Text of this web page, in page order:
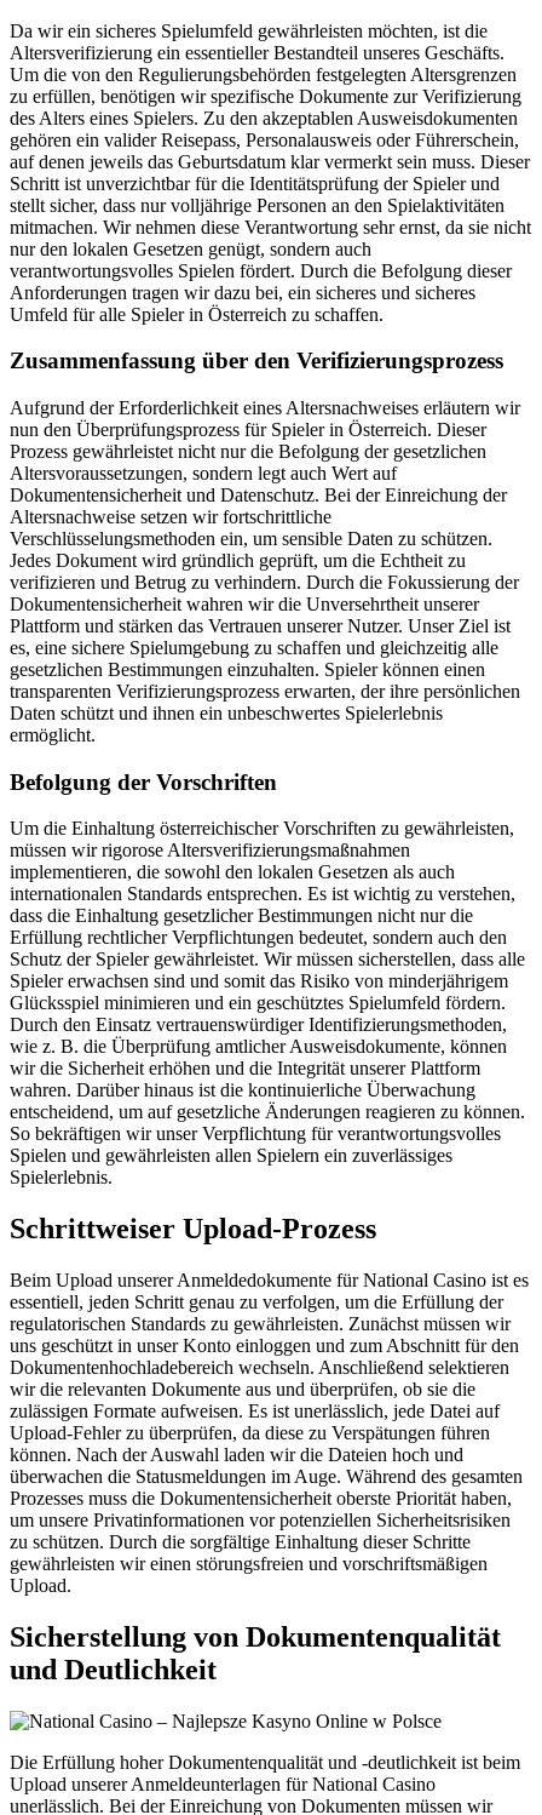
Da wir ein sicheres Spielumfeld gewährleisten möchten, ist die
Altersverifizierung ein essentieller Bestandteil unseres Geschäfts.
Um die von den Regulierungsbehörden festgelegten Altersgrenzen
zu erfüllen, benötigen wir spezifische Dokumente zur Verifizierung
des Alters eines Spielers. Zu den akzeptablen Ausweisdokumenten
gehören ein valider Reisepass, Personalausweis oder Führerschein,
auf denen jeweils das Geburtsdatum klar vermerkt sein muss. Dieser
Schritt ist unverzichtbar für die Identitätsprüfung der Spieler und
stellt sicher, dass nur volljährige Personen an den Spielaktivitäten
mitmachen. Wir nehmen diese Verantwortung sehr ernst, da sie nicht
nur den lokalen Gesetzen genügt, sondern auch
verantwortungsvolles Spielen fördert. Durch die Befolgung dieser
Anforderungen tragen wir dazu bei, ein sicheres und sicheres
Umfeld für alle Spieler in Österreich zu schaffen.
Zusammenfassung über den Verifizierungsprozess
Aufgrund der Erforderlichkeit eines Altersnachweises erläutern wir
nun den Überprüfungsprozess für Spieler in Österreich. Dieser
Prozess gewährleistet nicht nur die Befolgung der gesetzlichen
Altersvoraussetzungen, sondern legt auch Wert auf
Dokumentensicherheit und Datenschutz. Bei der Einreichung der
Altersnachweise setzen wir fortschrittliche
Verschlüsselungsmethoden ein, um sensible Daten zu schützen.
Jedes Dokument wird gründlich geprüft, um die Echtheit zu
verifizieren und Betrug zu verhindern. Durch die Fokussierung der
Dokumentensicherheit wahren wir die Unversehrtheit unserer
Plattform und stärken das Vertrauen unserer Nutzer. Unser Ziel ist
es, eine sichere Spielumgebung zu schaffen und gleichzeitig alle
gesetzlichen Bestimmungen einzuhalten. Spieler können einen
transparenten Verifizierungsprozess erwarten, der ihre persönlichen
Daten schützt und ihnen ein unbeschwertes Spielerlebnis
ermöglicht.
Befolgung der Vorschriften
Um die Einhaltung österreichischer Vorschriften zu gewährleisten,
müssen wir rigorose Altersverifizierungsmaßnahmen
implementieren, die sowohl den lokalen Gesetzen als auch
internationalen Standards entsprechen. Es ist wichtig zu verstehen,
dass die Einhaltung gesetzlicher Bestimmungen nicht nur die
Erfüllung rechtlicher Verpflichtungen bedeutet, sondern auch den
Schutz der Spieler gewährleistet. Wir müssen sicherstellen, dass alle
Spieler erwachsen sind und somit das Risiko von minderjährigem
Glücksspiel minimieren und ein geschütztes Spielumfeld fördern.
Durch den Einsatz vertrauenswürdiger Identifizierungsmethoden,
wie z. B. die Überprüfung amtlicher Ausweisdokumente, können
wir die Sicherheit erhöhen und die Integrität unserer Plattform
wahren. Darüber hinaus ist die kontinuierliche Überwachung
entscheidend, um auf gesetzliche Änderungen reagieren zu können.
So bekräftigen wir unser Verpflichtung für verantwortungsvolles
Spielen und gewährleisten allen Spielern ein zuverlässiges
Spielerlebnis.
Schrittweiser Upload-Prozess
Beim Upload unserer Anmeldedokumente für National Casino ist es
essentiell, jeden Schritt genau zu verfolgen, um die Erfüllung der
regulatorischen Standards zu gewährleisten. Zunächst müssen wir
uns geschützt in unser Konto einloggen und zum Abschnitt für den
Dokumentenhochladebereich wechseln. Anschließend selektieren
wir die relevanten Dokumente aus und überprüfen, ob sie die
zulässigen Formate aufweisen. Es ist unerlässlich, jede Datei auf
Upload-Fehler zu überprüfen, da diese zu Verspätungen führen
können. Nach der Auswahl laden wir die Dateien hoch und
überwachen die Statusmeldungen im Auge. Während des gesamten
Prozesses muss die Dokumentensicherheit oberste Priorität haben,
um unsere Privatinformationen vor potenziellen Sicherheitsrisiken
zu schützen. Durch die sorgfältige Einhaltung dieser Schritte
gewährleisten wir einen störungsfreien und vorschriftsmäßigen
Upload.
Sicherstellung von Dokumentenqualität
und Deutlichkeit
Die Erfüllung hoher Dokumentenqualität und -deutlichkeit ist beim
Upload unserer Anmeldeunterlagen für National Casino
unerlässlich. Bei der Einreichung von Dokumenten müssen wir